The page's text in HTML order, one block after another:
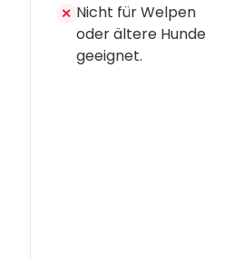
✕ Nicht für Welpen
oder ältere Hunde
geeignet.